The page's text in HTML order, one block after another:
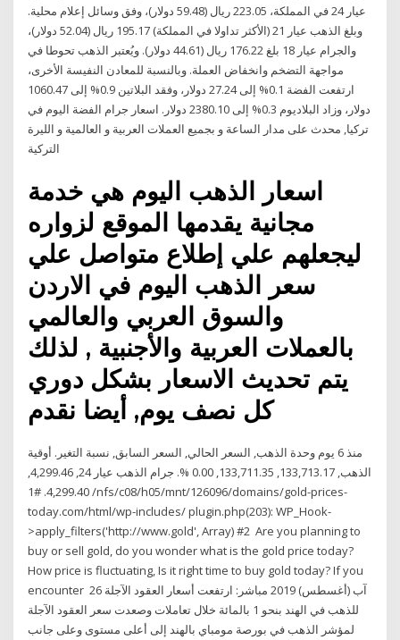
عيار 24 في المملكة، 223.05 ريال (59.48 دولار)، وفق وسائل إعلام محلية.
وبلغ الذهب عيار 21 (الأكثر تداولا في المملكة) 195.17 ريال (52.04 دولار)،
والجرام عيار 18 بلغ 176.22 ريال (44.61 دولار). ويُعتبر الذهب تحوطا في
مواجهة التضخم وانخفاض العملة. وبالنسبة للمعادن النفيسة الأخرى،
ارتفعت الفضة 0.1% إلى 27.24 دولار، وفقد البلاتين 0.9% إلى 1060.47
دولار، وزاد البلاديوم 0.3% إلى 2380.10 دولار. اسعار جرام الفضة اليوم في
تركيا, محدث على مدار الساعة و بجميع العملات العربية و العالمية و الليرة
التركية
اسعار الذهب اليوم هي خدمة
مجانية يقدمها الموقع لزواره
ليجعلهم علي إطلاع متواصل علي
سعر الذهب اليوم في الاردن
والسوق العربي والعالمي
بالعملات العربية والأجنبية , لذلك
يتم تحديث الاسعار بشكل دوري
كل نصف يوم, أيضا نقدم
منذ 6 يوم وحدة الذهب, السعر الحالي, السعر السابق, نسبة التغير. أوقية
الذهب, 133,713.17, 133,711.35, 0.00 %. جرام الذهب عيار 24, 4,299.46,
4,299.40. #1 /nfs/c08/h05/mnt/126096/domains/gold-prices-
today.com/html/wp-includes/ plugin.php(203): WP_Hook-
>apply_filters('http://www.gold', Array) #2 Are you planning to
buy or sell gold, do you wonder what is the gold price today?
How price is fluctuating, Is it right time to buy gold today? If you
encounter 26 آب (أغسطس) 2019 مباشر: ارتفعت أسعار العقود الآجلة
للذهب في الهند بنحو 1 بالمائة خلال تعاملات وصعدت سعر العقود الآجلة
لمؤشر الذهب في بورصة مومباي بالهند إلى أعلى مستوى وعلى جانب